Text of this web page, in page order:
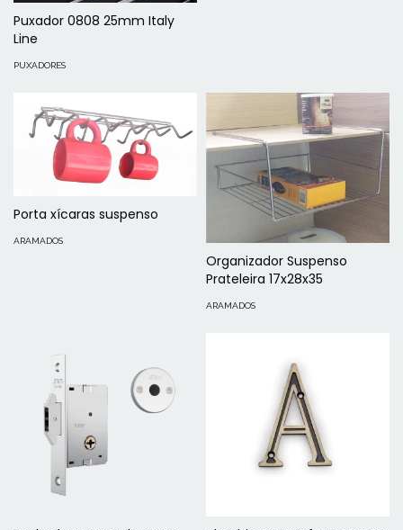
Puxador 0808 25mm Italy
Line
PUXADORES
Porta xícaras suspenso
ARAMADOS
Organizador Suspenso
Prateleira 17x28x35
ARAMADOS